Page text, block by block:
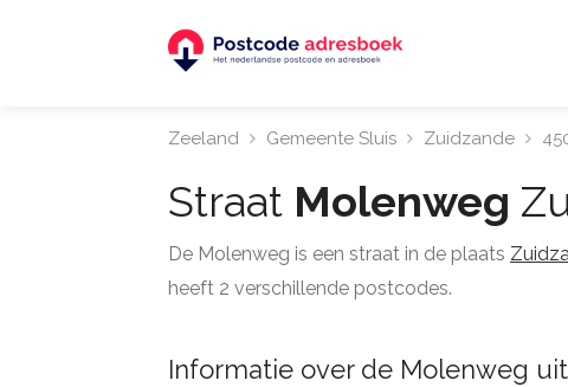
Zeeland Gemeente Sluis Zuidzande
Straat Molenweg
De Molenweg is een straat in de plaats
heeft 2 verschillende postcodes.
Informatie over de Molenweg